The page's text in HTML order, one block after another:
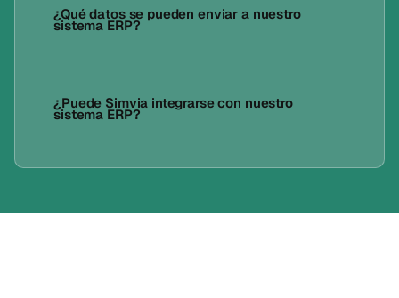
¿Qué datos se pueden enviar a nuestro
sistema ERP?
¿Puede Simvia integrarse con nuestro
sistema ERP?